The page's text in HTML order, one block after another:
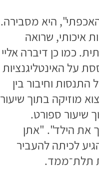
היא מסבירה.
איכותי, שרואה
כמו כן דיברה אליי
על האינטליגנציות
התנסות וחיבור בין
מוזיקה בתוך שיעור
שיעור ספורט.
את הילד". "אתן
לכיתה להעביר
תלת־ממד.